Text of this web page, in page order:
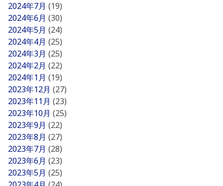
2024年7月 (19)
2024年6月 (30)
2024年5月 (24)
2024年4月 (25)
2024年3月 (25)
2024年2月 (22)
2024年1月 (19)
2023年12月 (27)
2023年11月 (23)
2023年10月 (25)
2023年9月 (22)
2023年8月 (27)
2023年7月 (28)
2023年6月 (23)
2023年5月 (25)